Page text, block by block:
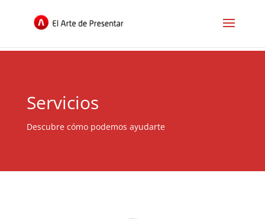
Servicios
Descubre cómo podemos ayudarte